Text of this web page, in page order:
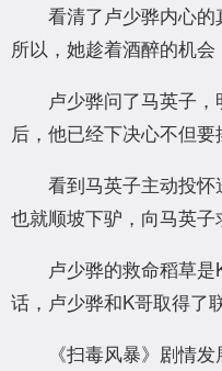
看清了卢少骅内心的
所以，她趁着酒醉的机会
卢少骅问了马英子
后，他已经下决心不但要
看到马英子主动投
也就顺坡下驴，向马英子
卢少骅的救命稻草
话，卢少骅和K哥取得了
《扫毒风暴》剧情